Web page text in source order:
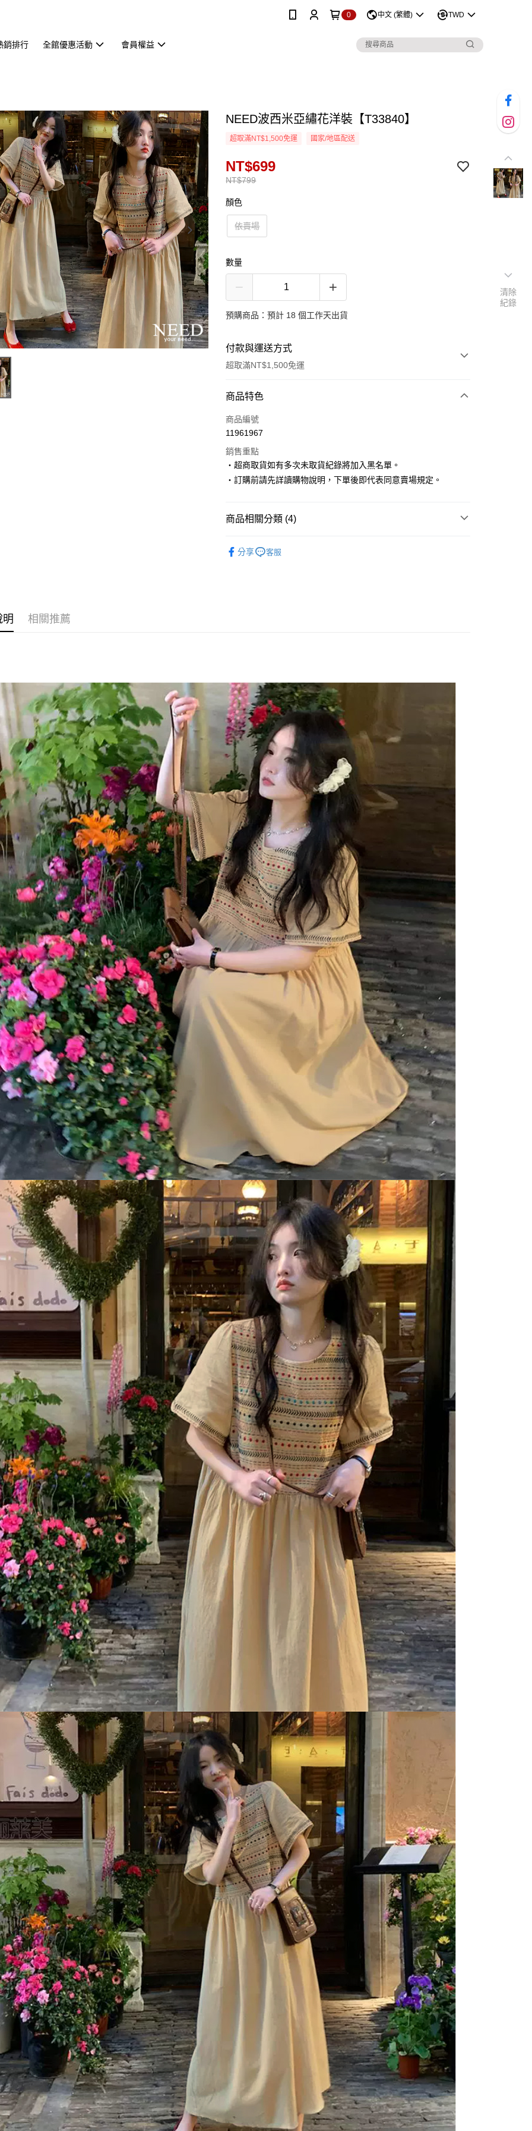
0 中文 (繁體) TWD
銷排行 全館優惠活動 會員權益
NEED波西米亞繡花洋裝【T33840】
超取滿NT$1,500免運 國家/地區配送
NT$799
NT$699
顏色
依賣場
數量
預購商品：預計 18 個工作天出貨
付款與運送方式
超取滿NT$1,500免運
付款方式
信用卡一次付款
LINE Pay
Apple Pay
Google Pay
１．於結帳方式選擇「AFTEE先享後付」後，將跳轉至「AFTEE先享後
付」結帳頁面，進行簡訊認證並確認金額後，即可完成結帳。
２．訂單成立數日內，您將收到繳費通知簡訊。
３．收到繳費通知簡訊後14天內，點擊此簡訊中的連結，可透過四大超商
／ATM／網路銀行／等多元方式進行付款，方視為交易完成。
※ 請注意：結帳手續完成當下不需立刻繳費，但若您需要取消訂單，請聯
絡購買商品的店家。未經商家同意取消之訂單仍視為有效，需透過AFTEE
先享後付繳納相關費用。
※ 交易是否成功請以「AFTEE先享後付 」之結帳頁面顯示為準，若有關於
是否繳費成功／繳費後需取消欲退款等相關疑問，請聯繫「AFTEE先享後
付客戶支援中心」
https://netprotections.freshdesk.com/support/home
【注意事項】
１．透過由恩沛科技股份有限公司提供之「AFTEE先享後付」服務完成之
交易，需依本服務之必要範圍內提供個人資料，並將交易相關給付款項請
求債權轉讓予恩沛科技股份有限公司。
２．關於個人資料處理事宜，請瀏覽以下網址：
https://aftee.tw/terms/#terms3
３．未成年的使用者請事先徵得法定代理人或監護人之同意方可使用
「AFTEE先享後付」，若未經同意申辦者引起之損失，本公司不負相關責
任。
４．使用「AFTEE先享後付」時，將依據個別帳號之用戶狀況，依本公司
即時審查核予不同之上限額度；若仍有額度不足之情形，本公司將視審查
結果請求用戶進行身份認證。
５．嚴禁一人註冊多個帳號或使用他人資訊註冊。若發現惡意使用之情
形，恩沛科技股份有限公司將有權停止該用戶之使用額度並採取法律行
動。
每筆NT$80，滿NT$1,500(含以上)免運費
付款後全家取貨
每筆NT$80，滿NT$1,500(含以上)免運費
萊爾富取貨付款
每筆NT$80，滿NT$1,500(含以上)免運費
付款後萊爾富取貨
每筆NT$80，滿NT$1,500(含以上)免運費
離島取貨加價40
每筆NT$80，滿NT$1,500(含以上)免運費
付款後7-11取貨
每筆NT$80，滿NT$1,500(含以上)免運費
宅配
每筆NT$100，滿NT$1,500(含以上)免運費
海外宅配 查看運費
商品特色
商品編號
11961967
銷售重點
‧超商取貨如有多次未取貨紀錄將加入黑名單。
‧訂購前請先詳讀購物說明，下單後即代表同意賣場規定。
商品相關分類 (4)
分享 客服
明 相關推薦
清除
紀錄